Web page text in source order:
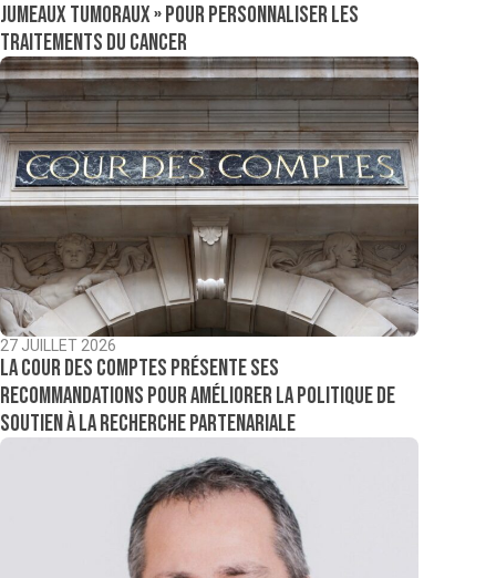
jumeaux tumoraux » pour personnaliser les
traitements du cancer
27 JUILLET 2026
La Cour des comptes présente ses
recommandations pour améliorer la politique de
soutien à la recherche partenariale